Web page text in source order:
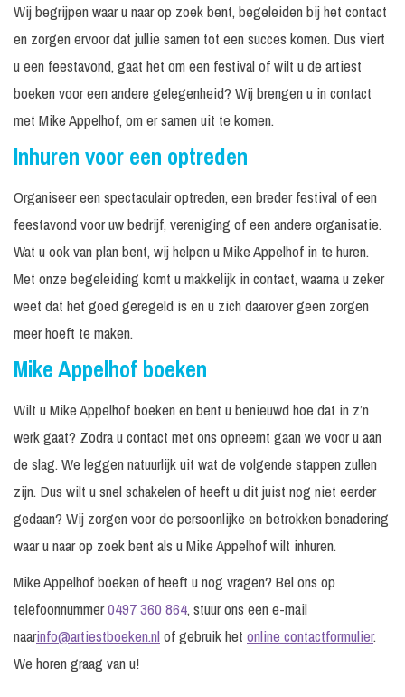
Wij begrijpen waar u naar op zoek bent, begeleiden bij het contact
en zorgen ervoor dat jullie samen tot een succes komen. Dus viert
u een feestavond, gaat het om een festival of wilt u de artiest
boeken voor een andere gelegenheid? Wij brengen u in contact
met Mike Appelhof, om er samen uit te komen.
Inhuren voor een optreden
Organiseer een spectaculair optreden, een breder festival of een
feestavond voor uw bedrijf, vereniging of een andere organisatie.
Wat u ook van plan bent, wij helpen u Mike Appelhof in te huren.
Met onze begeleiding komt u makkelijk in contact, waarna u zeker
weet dat het goed geregeld is en u zich daarover geen zorgen
meer hoeft te maken.
Mike Appelhof boeken
Wilt u Mike Appelhof boeken en bent u benieuwd hoe dat in z’n
werk gaat? Zodra u contact met ons opneemt gaan we voor u aan
de slag. We leggen natuurlijk uit wat de volgende stappen zullen
zijn. Dus wilt u snel schakelen of heeft u dit juist nog niet eerder
gedaan? Wij zorgen voor de persoonlijke en betrokken benadering
waar u naar op zoek bent als u Mike Appelhof wilt inhuren.
Mike Appelhof boeken of heeft u nog vragen? Bel ons op
telefoonnummer0497 360 864, stuur ons een e-mail
naarinfo@artiestboeken.nlof gebruik het online contactformulier.
We horen graag van u!